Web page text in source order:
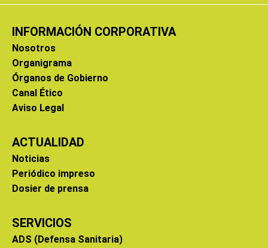
INFORMACIÓN CORPORATIVA
Nosotros
Organigrama
Órganos de Gobierno
Canal Ético
Aviso Legal
ACTUALIDAD
Noticias
Periódico impreso
Dosier de prensa
SERVICIOS
ADS (Defensa Sanitaria)